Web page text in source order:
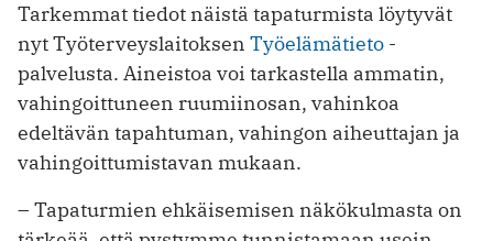
Tarkemmat tiedot näistä tapaturmista löytyvät
nyt Työterveyslaitoksen Työelämätieto -
palvelusta. Aineistoa voi tarkastella ammatin,
vahingoittuneen ruumiinosan, vahinkoa
edeltävän tapahtuman, vahingon aiheuttajan ja
vahingoittumistavan mukaan.
– Tapaturmien ehkäisemisen näkökulmasta on